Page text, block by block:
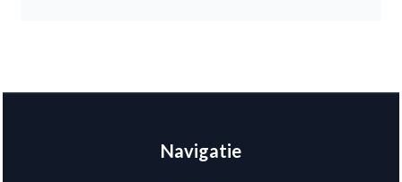
Navigatie